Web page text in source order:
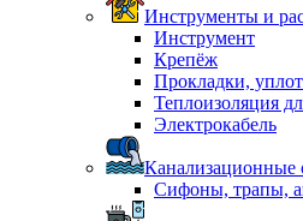
Инструменты и
Инструмент
Крепёж
Прокладки,
Теплоизоляция
Электрокабель
Канализационные
Сифоны, трапы,